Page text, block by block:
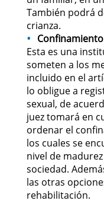
Pre-
Prop 36
DUI
2nd
También podrá
crianza.
Esta es una
someten a los
incluido en el
lo obligue a
sexual, de
juez tomará en
ordenar el
los cuales se
nivel de
sociedad.
las otras
rehabilitación.